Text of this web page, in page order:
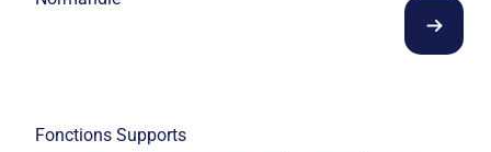
Fonctions Supports